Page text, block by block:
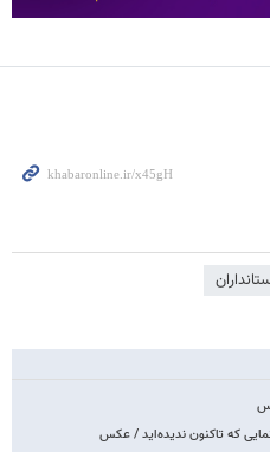
که تاکنون ندیده‌اید / عکس